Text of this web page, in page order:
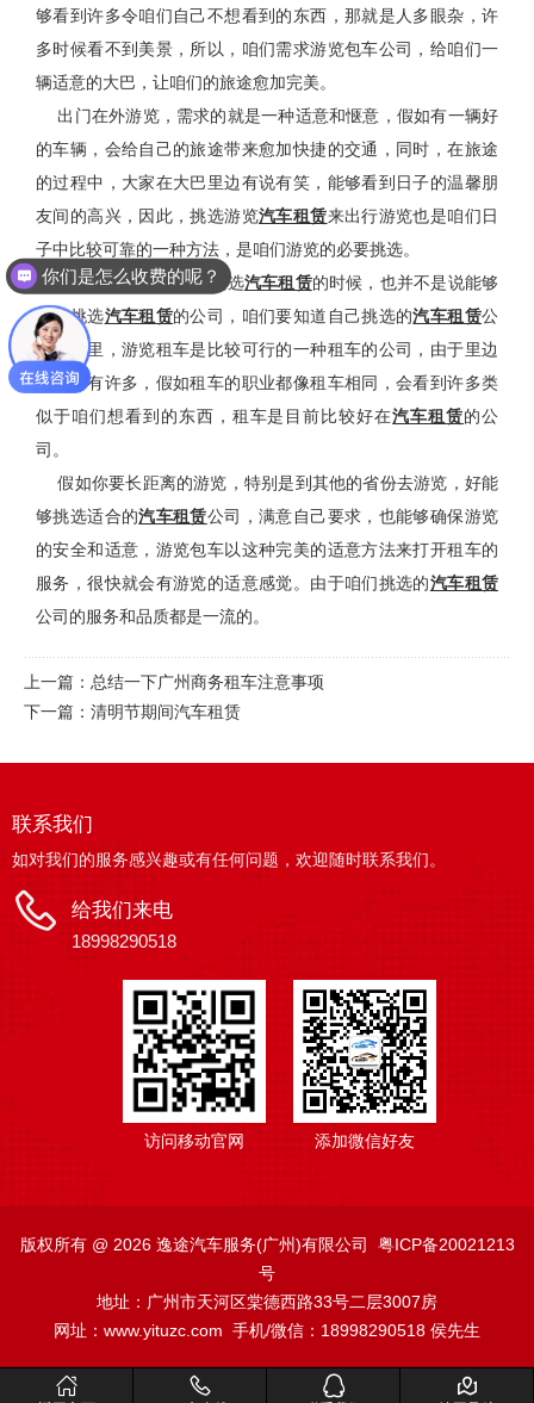
够看到许多令咱们自己不想看到的东西，那就是人多眼杂，许
多时候看不到美景，所以，咱们需求游览包车公司，给咱们一
辆适意的大巴，让咱们的旅途愈加完美。
出门在外游览，需求的就是一种适意和惬意，假如有一辆好
的车辆，会给自己的旅途带来愈加快捷的交通，同时，在旅途
的过程中，大家在大巴里边有说有笑，能够看到日子的温馨朋
友间的高兴，因此，挑选游览汽车租赁来出行游览也是咱们日
子中比较可靠的一种方法，是咱们游览的必要挑选。
当你知道了出行能够挑选汽车租赁的时候，也并不是说能够
随便挑选汽车租赁的公司，咱们要知道自己挑选的汽车租赁公
司在哪里，游览租车是比较可行的一种租车的公司，由于里边
的公司有许多，假如租车的职业都像租车相同，会看到许多类
似于咱们想看到的东西，租车是目前比较好在汽车租赁的公
司。
假如你要长距离的游览，特别是到其他的省份去游览，好能
够挑选适合的汽车租赁公司，满意自己要求，也能够确保游览
的安全和适意，游览包车以这种完美的适意方法来打开租车的
服务，很快就会有游览的适意感觉。由于咱们挑选的汽车租赁
公司的服务和品质都是一流的。
上一篇： 总结一下广州商务租车注意事项
下一篇： 清明节期间汽车租赁
联系我们
如对我们的服务感兴趣或有任何问题，欢迎随时联系我们。
给我们来电
18998290518
访问移动官网 添加微信好友
版权所有 @ 2026 逸途汽车服务(广州)有限公司 粤ICP备20021213
号
地址： 广州市天河区棠德西路33号二层3007房
网址：www.yituzc.com 手机/微信 ：18998290518 侯先生
你们是怎么收费的呢？